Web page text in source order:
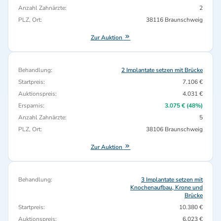
Anzahl Zahnärzte:
2
PLZ, Ort:
38116 Braunschweig
Zur Auktion
Behandlung:
2 Implantate setzen mit Brücke
Startpreis:
7.106 €
Auktionspreis:
4.031 €
Ersparnis:
3.075 € (48%)
Anzahl Zahnärzte:
5
PLZ, Ort:
38106 Braunschweig
Zur Auktion
Behandlung:
3 Implantate setzen mit
Knochenaufbau, Krone und
Brücke
Startpreis:
10.380 €
Auktionspreis:
6.023 €